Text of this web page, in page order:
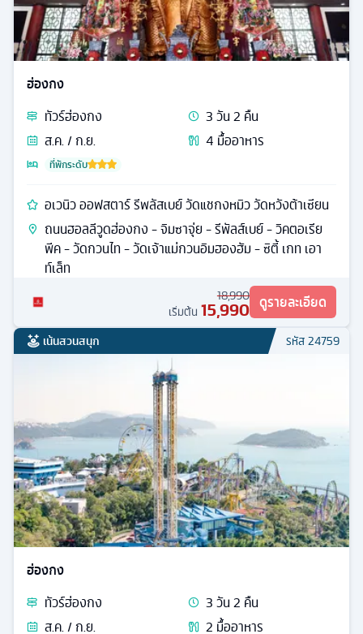
ฮ่องกง
ทัวร์ฮ่องกง 3วัน2 คืน
ส.ค. / ก.ย.
4 มื้ออาหาร
ที่พักระดับ
อเวนิว ออฟสตาร์ รีพลัสเบย์ วัดแชกงหมิว วัดหวังต้าเซียน
ถนนฮอลลีวูดฮ่องกง - จิมซาจุ่ย - รีพัลส์เบย์ - วิคตอเรีย
พีค - วัดกวนไท - วัดเจ้าแม่กวนอิมฮองฮัม - ซิตี้ เกท เอา
ท์เล็ท
18,990
เริ่มต้น 15,990 ดูรายละเอียด
เน้นสวนสนุก รหัส24759
ฮ่องกง
ทัวร์ฮ่องกง 3วัน2 คืน
ส.ค. / ก.ย.
2 มื้ออาหาร